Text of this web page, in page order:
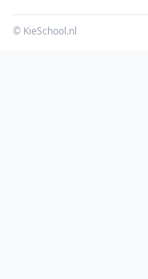
© KieSchool.nl